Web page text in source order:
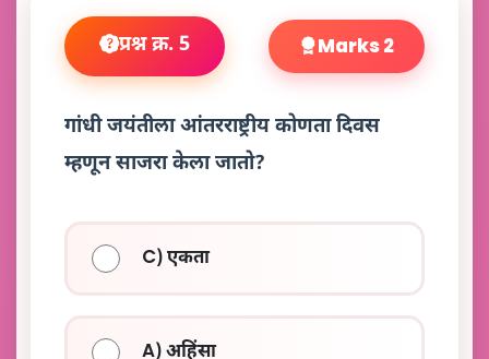
प्रश्न क्र. 5 Marks 2
गांधी जयंतीला आंतरराष्ट्रीय कोणता दिवस
म्हणून साजरा केला जातो?
C) एकता
A) अहिंसा